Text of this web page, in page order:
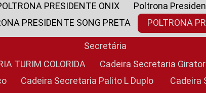
POLTRONA PRESIDENTE ONIX
Poltrona
PRESIDENTE SONG PRETA POLTRONA
Secretária
TURIM COLORIDA
Cadeira Secretaria
Cadeira Secretaria Palito L Duplo